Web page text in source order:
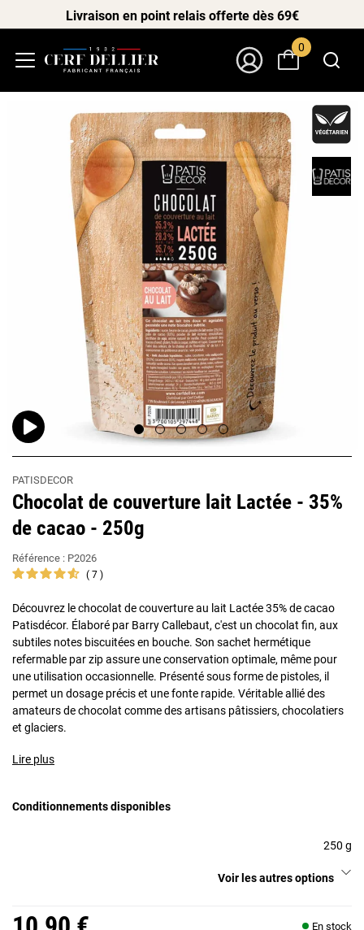
Livraison en point relais offerte dès 69€
0
PATISDECOR
Chocolat de couverture lait Lactée - 35%
de cacao - 250g
Référence : P2026
7
Découvrez le chocolat de couverture au lait Lactée 35% de cacao
Patisdécor. Élaboré par Barry Callebaut, c'est un chocolat fin, aux
subtiles notes biscuitées en bouche. Son sachet hermétique
refermable par zip assure une conservation optimale, même pour
une utilisation occasionnelle. Présenté sous forme de pistoles, il
permet un dosage précis et une fonte rapide. Véritable allié des
amateurs de chocolat comme des artisans pâtissiers, chocolatiers
et glaciers.
Lire plus
Conditionnements disponibles
250 g
Voir les autres options
En stock